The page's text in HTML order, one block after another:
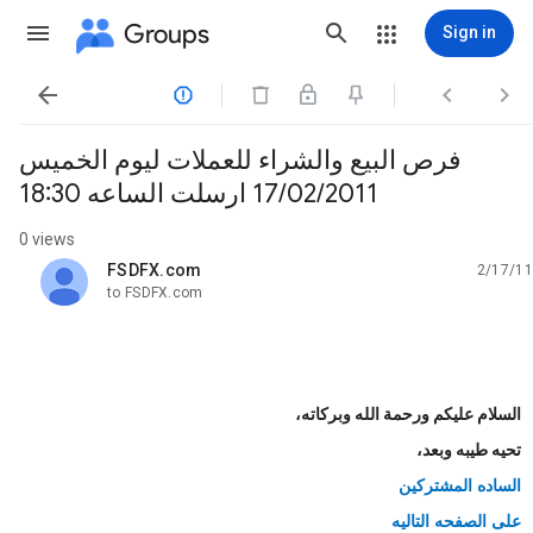
Groups Sign in
   
فرص البيع والشراء للعملات ليوم الخميس
17/02/2011 ارسلت الساعه 18:30
0 views
FSDFX.com
unread,
2/17/11
to FSDFX.com
السلام عليكم ورحمة الله وبركاته،
تحيه طيبه وبعد،
الساده المشتركين
على الصفحه التاليه